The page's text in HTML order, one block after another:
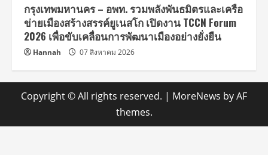
กรุงเทพมหานคร – อพท. รวมพลังพันธมิตรและเครือ
ข่ายเมืองสร้างสรรค์ยูเนสโก เปิดงาน TCCN Forum
2026 เพื่อขับเคลื่อนการพัฒนาเมืองอย่างยั่งยืน
Hannah 07 สิงหาคม 2026
Copyright © All rights reserved. | MoreNews by AF
themes.